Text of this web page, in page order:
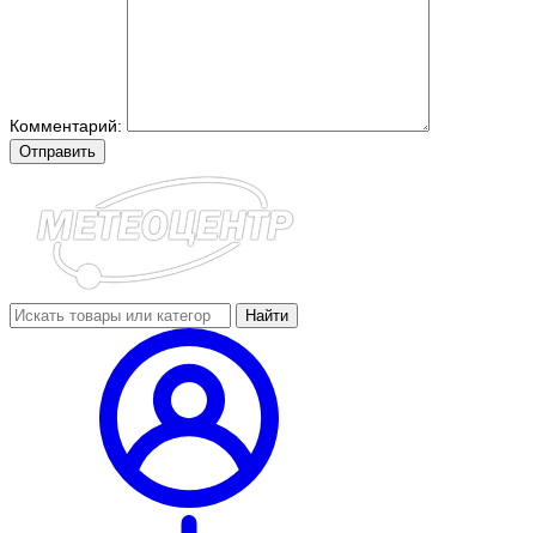
Комментарий:
Отправить
Найти